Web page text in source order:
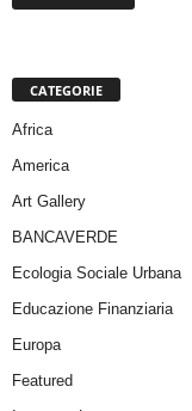
CATEGORIE
Africa
America
Art Gallery
BANCAVERDE
Ecologia Sociale Urbana
Educazione Finanziaria
Europa
Featured